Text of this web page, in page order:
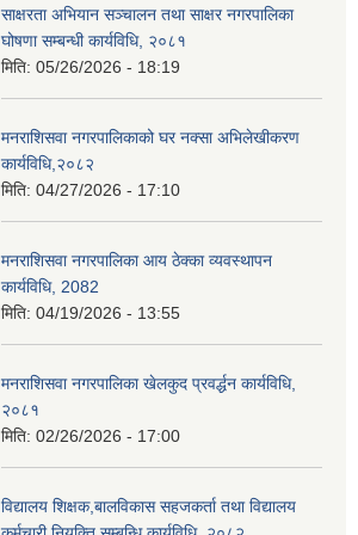
साक्षरता अभियान सञ्चालन तथा साक्षर नगरपालिका
घोषणा सम्बन्धी कार्यविधि, २०८१
मिति: 05/26/2026 - 18:19
मनराशिसवा नगरपालिकाको घर नक्सा अभिलेखीकरण
कार्यविधि,२०८२
मिति: 04/27/2026 - 17:10
मनराशिसवा नगरपालिका आय ठेक्का व्यवस्थापन
कार्यविधि, 2082
मिति: 04/19/2026 - 13:55
मनराशिसवा नगरपालिका खेलकुद प्रवर्द्धन कार्यविधि,
२०८१
मिति: 02/26/2026 - 17:00
विद्यालय शिक्षक,बालविकास सहजकर्ता तथा विद्यालय